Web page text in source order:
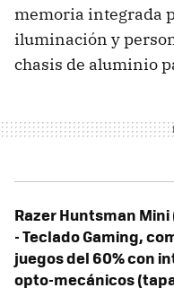
memoria integrada
iluminación y
chasis de aluminio
Razer Huntsman
- Teclado Gaming,
juegos del 60% con
opto-mecánicos